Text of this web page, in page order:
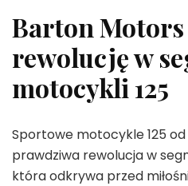
Barton
rewolucję w
motocykli 125
Sportowe motocykle 125
prawdziwa rewolucja w
która odkrywa przed